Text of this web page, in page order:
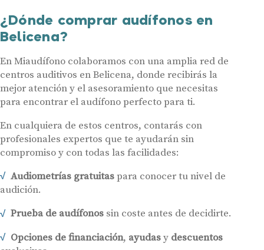
¿Dónde comprar audífonos en
Belicena?
En Miaudífono colaboramos con una amplia red de
centros auditivos en Belicena, donde recibirás la
mejor atención y el asesoramiento que necesitas
para encontrar el audífono perfecto para ti.
En cualquiera de estos centros, contarás con
profesionales expertos que te ayudarán sin
compromiso y con todas las facilidades:
Audiometrías gratuitaspara conocer tu nivel de
audición.
Prueba de audífonossin coste antes de decidirte.
Opciones de financiación, ayudasy descuentos